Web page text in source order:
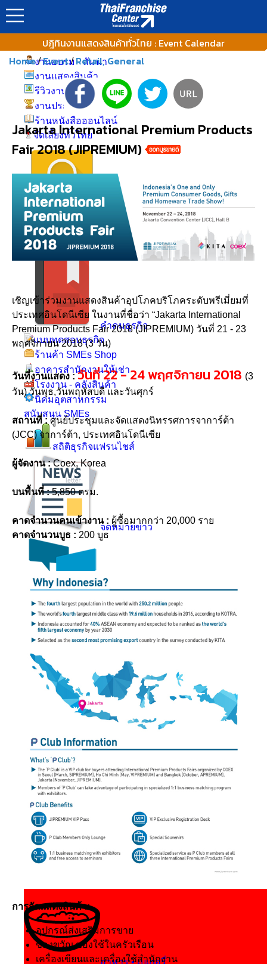
ปฎิทินงานแสดงสินค้าทั่วไทย : Event Calendar
Home/Event/ Retail, General
Jakarta International Premium Products
Fair 2018 (JIPREMIUM)
เชิญเข้าร่วมงานแสดงสินค้าอุปโภคบริโภคระดับพรีเมี่ยมที่
ประเทศอินโดนีเซีย ในงานที่ชื่อว่า “Jakarta International
Premium Products Fair 2018 (JIPREMIUM) วันที่ 21 - 23
พฤศจิกายน 2018 (3 วัน)
วันที่งานแสดง :วันที่ 22 - 24 พฤศจิกายน 2018 (3
วัน) วันพุธ,วันพฤหัสบดี และวันศุกร์
สถานที่ :ศูนย์ประชุมและจัดแสดงนิทรรศการจาการ์ต้า
(JCC) จาการ์ต้า, ประเทศอินโดนีเซีย
ผู้จัดงาน :Coex, Korea
บนพื้นที่ :5,850 ตรม.
คาดจำนวนคนเข้างาน : ผู้ซื้อมากกว่า 20,000 ราย
คาดจำนวนบูธ : 200 บูธ
การจัดแสดงสินค้า:
อุปกรณ์ส่งเสริมการขาย
ของขวัญ ของใช้ในครัวเรือน
เครื่องเขียนและเครื่องใช้สำนักงาน
แฟรนไชส์ทั่วโลก
ทำเลค้าขายทั่วไทย
งานอบรม - สัมนา
งานแสดงสินค้า
รีวิวงานแฟรนไชส์
งานประกวด ชิงรางวัล
ร้านหนังสือออนไลน์
จัดเลี้ยงทั่วไทย
อินโฟกราฟฟิค
บทความน่าสนใจ
ดาวน์โหลด
คำคมธุรกิจ
แบบทดสอบธุรกิจ
ร้านค้า SMEs Shop
อาคารสำนักงานให้เช่า
โรงงาน - คลังสินค้า
นิคมอุตสาหกรรม
สนับสนุน SMEs
สถิติธุรกิจแฟรนไชส์
จดหมายข่าว
ผลตอบรับ
ติดต่อเรา
งานแสดงสินค้าทั้งหมด
- งานแสดงสินค้าไทย
- งานแสดงสินค้าทั่วโลก
งานออกบูธภาคต่างๆ
- ภาคกลาง
สถิติงานแสดงสินค้าไทย
- ผู้เข้าชมงาน
- จองพื้นที่บูธ
- ลงทะเบียน